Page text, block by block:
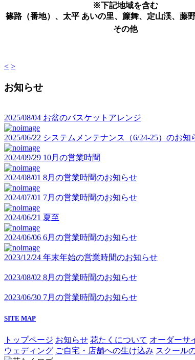
※下記地域を含む
篠路（番地）、太平 あいの里、簾舞、定山渓、藤
その他
< >
お知らせ
2025/08/04 お盆のバスケットアレンジ
2025/06/22 システムメンテナンス（6/24-25）のお知
2024/09/29 10月の営業時間
2024/08/01 8月の営業時間のお知らせ
2024/07/01 7月の営業時間のお知らせ
2024/06/21 夏至
2024/06/06 6月の営業時間のお知らせ
2023/12/24 年末年始の営業時間のお知らせ
2023/08/02 8月の営業時間のお知らせ
2023/06/30 7月の営業時間のお知らせ
SITE MAP
トップページ お知らせ 花たくについて オーダーサ
ウェディング ご自宅・店舗への生け込み スクール